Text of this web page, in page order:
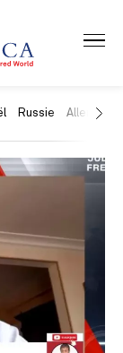
Russie Allemagne